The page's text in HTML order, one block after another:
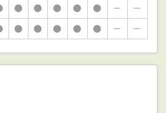
● ● ● ● ● －
－
● ● ● ● ● － －